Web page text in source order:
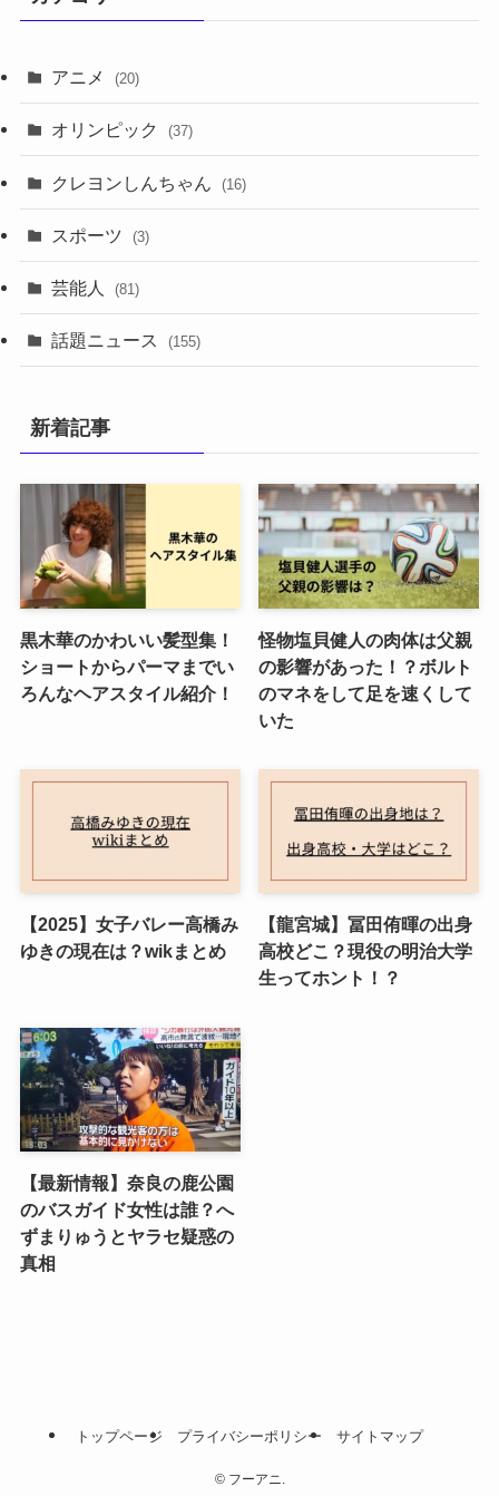
アニメ (20)
オリンピック (37)
クレヨンしんちゃん (16)
スポーツ (3)
芸能人 (81)
話題ニュース (155)
新着記事
黒木華のかわいい髪型集！
ショートからパーマまでい
ろんなヘアスタイル紹介！
怪物塩貝健人の肉体は父親
の影響があった！？ボルト
のマネをして足を速くして
いた
【2025】女子バレー高橋み
ゆきの現在は？wikまとめ
【龍宮城】冨田侑暉の出身
高校どこ？現役の明治大学
生ってホント！？
【最新情報】奈良の鹿公園
のバスガイド女性は誰？へ
ずまりゅうとヤラセ疑惑の
真相
トップページ プライバシーポリシー サイトマップ
©フーアニ.